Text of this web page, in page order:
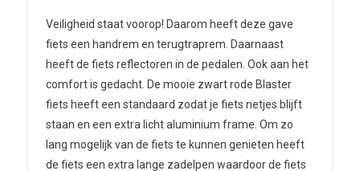
Veiligheid staat voorop! Daarom heeft deze gave
fiets een handrem en terugtraprem. Daarnaast
heeft de fiets reflectoren in de pedalen. Ook aan het
comfort is gedacht. De mooie zwart rode Blaster
fiets heeft een standaard zodat je fiets netjes blijft
staan en een extra licht aluminium frame. Om zo
lang mogelijk van de fiets te kunnen genieten heeft
de fiets een extra lange zadelpen waardoor de fiets